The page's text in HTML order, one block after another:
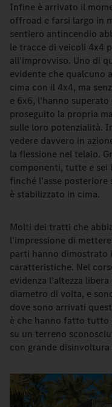
Infine è arrivato il
offroad e farsi largo in
sentiero antincendio
le tracce di veicoli 4x4
all'improvviso. Uno di
evidente che qualcuno
cima con il 4x4, ma
e 6x6, l'hanno
proseguito la propria
sulle loro potenzialità.
vedere davvero in
la flessione nel telaio.
componenti, tutte e sei
finché l'asse
è stabilizzato in cima.
Molti dei tratti che
l'impressione di
parti hanno dimostrato
caratteristiche. Nel
evidenza l'altezza
diametro di volta, e
dove sono arrivati
è che hanno fatto tutto
su un terreno
con grande